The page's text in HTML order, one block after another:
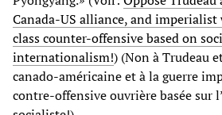
Canada-US alliance, and
class counter-offensive based on
internationalism!) (Non à Trudeau
canado-américaine et à la guerre
contre-offensive ouvrière basée sur